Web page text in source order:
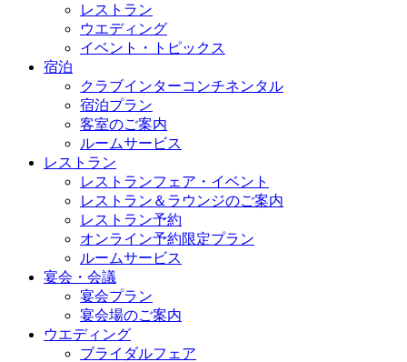
レストラン
ウエディング
イベント・トピックス
宿泊
クラブインターコンチネンタル
宿泊プラン
客室のご案内
ルームサービス
レストラン
レストランフェア・イベント
レストラン＆ラウンジのご案内
レストラン予約
オンライン予約限定プラン
ルームサービス
宴会・会議
宴会プラン
宴会場のご案内
ウエディング
ブライダルフェア